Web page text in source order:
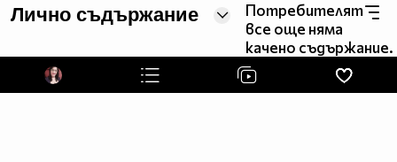
Лично съдържание
Потребителят
все още няма
качено съдържание.